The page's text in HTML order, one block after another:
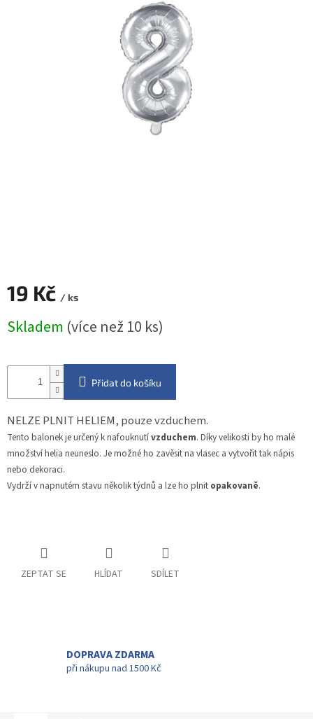
19 Kč / ks
cena:
Skladem (více než 10 ks)
Přidat do košíku
NELZE PLNIT HELIEM, pouze vzduchem.
Tento balonek je určený k nafouknutívzduchem. Díky velikosti by ho malé
množství helia neuneslo. Je možné ho zavěsit na vlasec a vytvořit tak nápis
nebo dekoraci.
Vydrží v napnutém stavu několik týdnů a lze ho plnit opakovaně.
ZEPTAT SE HLÍDAT SDÍLET
DOPRAVA ZDARMA
při nákupu nad 1500 Kč